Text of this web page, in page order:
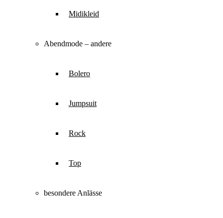
Midikleid
Abendmode – andere
Bolero
Jumpsuit
Rock
Top
besondere Anlässe